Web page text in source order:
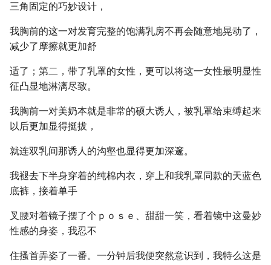
三角固定的巧妙设计，
我胸前的这一对发育完整的饱满乳房不再会随意地晃动了，
减少了摩擦就更加舒
适了；第二，带了乳罩的女性，更可以将这一女性最明显性
征凸显地淋漓尽致。
我胸前一对美奶本就是非常的硕大诱人，被乳罩给束缚起来
以后更加显得挺拔，
就连双乳间那诱人的沟壑也显得更加深邃。
我褪去下半身穿着的纯棉内衣，穿上和我乳罩同款的天蓝色
底裤，接着单手
叉腰对着镜子摆了个ｐｏｓｅ、甜甜一笑，看着镜中这曼妙
性感的身姿，我忍不
住搔首弄姿了一番。一分钟后我便突然意识到，我特么这是